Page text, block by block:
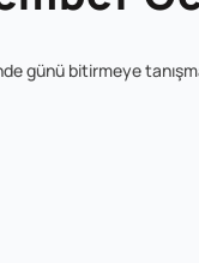
günü bitirmeye